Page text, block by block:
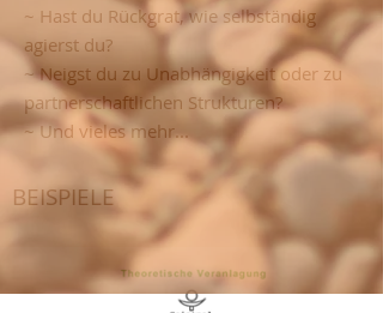
~ Hast du Rückgrat, wie selbständig
agierst du?
~ Neigst du zu Unabhängigkeit oder zu
partnerschaftlichen Strukturen?
~ Und vieles mehr...
BEISPIELE